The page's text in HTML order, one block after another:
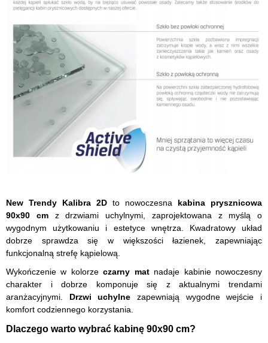
New Trendy Kalibra 2D to nowoczesna kabina prysznicowa
90x90 cmz drzwiami uchylnymi, zaprojektowana z myślą o
wygodnym użytkowaniu i estetyce wnętrza. Kwadratowy układ
dobrze sprawdza się w większości łazienek, zapewniając
funkcjonalną strefę kąpielową.
Wykończenie w kolorzeczarny matnadaje kabinie nowoczesny
charakter i dobrze komponuje się z aktualnymi trendami
aranżacyjnymi. Drzwi uchylne zapewniają wygodne wejście i
komfort codziennego korzystania.
Dlaczego warto wybrać kabinę 90x90 cm?